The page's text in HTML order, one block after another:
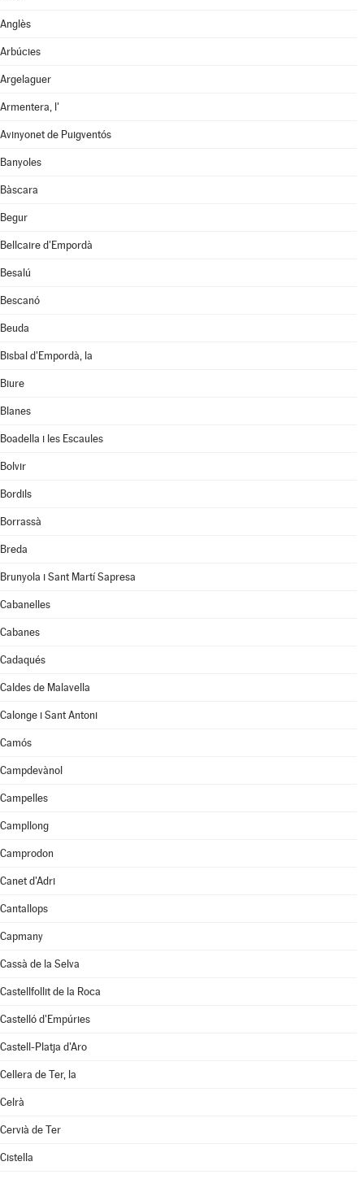
Anglès
Arbúcies
Argelaguer
Armentera, l'
Avinyonet de Puigventós
Banyoles
Bàscara
Begur
Bellcaire d'Empordà
Besalú
Bescanó
Beuda
Bisbal d'Empordà, la
Biure
Blanes
Boadella i les Escaules
Bolvir
Bordils
Borrassà
Breda
Brunyola i Sant Martí Sapresa
Cabanelles
Cabanes
Cadaqués
Caldes de Malavella
Calonge i Sant Antoni
Camós
Campdevànol
Campelles
Campllong
Camprodon
Canet d'Adri
Cantallops
Capmany
Cassà de la Selva
Castellfollit de la Roca
Castelló d'Empúries
Castell-Platja d'Aro
Cellera de Ter, la
Celrà
Cervià de Ter
Cistella